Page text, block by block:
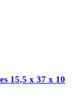
15,5 x 37 x 10